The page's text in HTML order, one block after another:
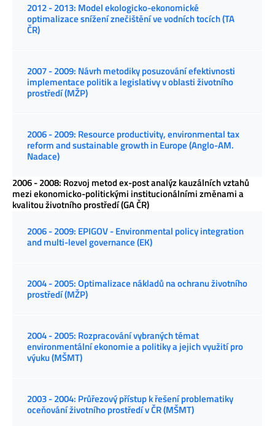
2012 - 2013: Model ekologicko-ekonomické
optimalizace snížení znečištění ve vodních tocích (TA
ČR)
2007 - 2009: Návrh metodiky posuzování efektivnosti
implementace politik a legislativy v oblasti životního
prostředí (MŽP)
2006 - 2009: Resource productivity, environmental tax
reform and sustainable growth in Europe (Anglo-AM.
Nadace)
2006 - 2008: Rozvoj metod ex-post analýz kauzálních vztahů
mezi ekonomicko-politickými institucionálními změnami a
kvalitou životního prostředí (GA ČR)
2006 - 2009: EPIGOV - Environmental policy integration
and multi-level governance (EK)
2004 - 2005: Optimalizace nákladů na ochranu životního
prostředí (MŽP)
2004 - 2005: Rozpracování vybraných témat
environmentální ekonomie a politiky a jejich využití pro
výuku (MŠMT)
2003 - 2004: Průřezový přístup k řešení problematiky
oceňování životního prostředí v ČR (MŠMT)